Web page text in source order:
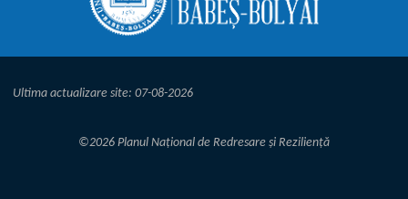
Ultima actualizare site: 07-08-2026
©2026 Planul Național de Redresare și Reziliență